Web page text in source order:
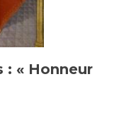
: « Honneur